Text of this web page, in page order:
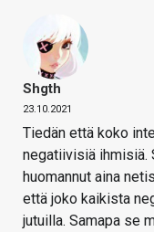
Shgth
23.10.2021
Tiedän että koko
negatiivisiä ihmisiä.
huomannut aina
että joko kaikista
jutuilla. Samapa se